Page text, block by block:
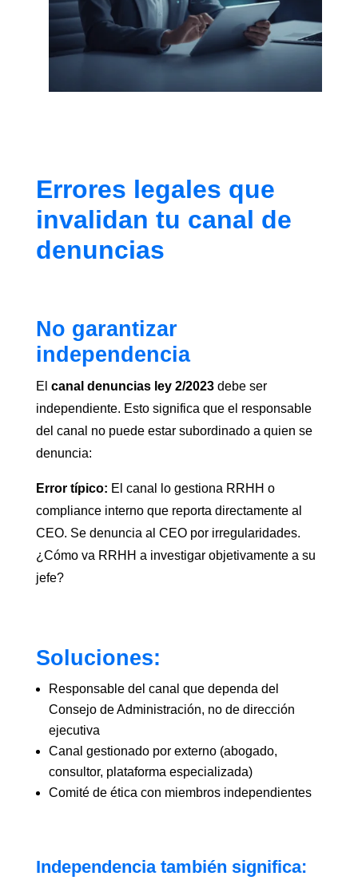
Errores legales que
invalidan tu canal de
denuncias
No garantizar
independencia
El canal denuncias ley 2/2023debe ser
independiente. Esto significa que el responsable
del canal no puede estar subordinado a quien se
denuncia:
Error típico: El canal lo gestiona RRHH o
compliance interno que reporta directamente al
CEO. Se denuncia al CEO por irregularidades.
¿Cómo va RRHH a investigar objetivamente a su
jefe?
Soluciones:
Responsable del canal que dependa del
Consejo de Administración, no de dirección
ejecutiva
Canal gestionado por externo (abogado,
consultor, plataforma especializada)
Comité de ética con miembros independientes
Independencia también significa: